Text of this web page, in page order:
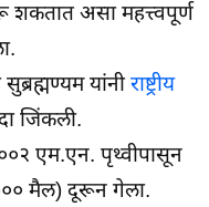
शकतात असा महत्त्वपूर्ण
सुब्रह्मण्यम यांनीराष्ट्रीय
जिंकली.
एम.एन. पृथ्वीपासून
मैल) दूरून गेला.